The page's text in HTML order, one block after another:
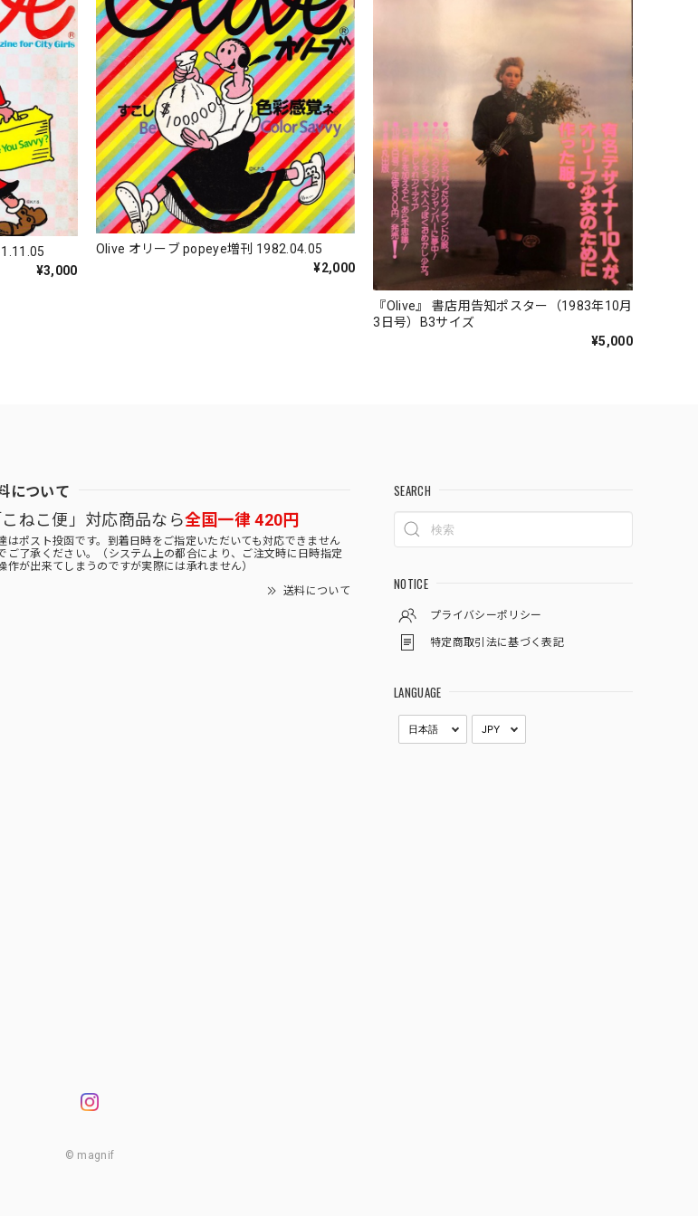
¥3,000
Olive オリーブ popeye増刊 1982.04.05
¥2,000
『Olive』 書店用告知ポスター（1983年10月
3日号）B3サイズ
¥5,000
について
こねこ便」対応商品なら全国一律 420円
はポスト投函です。到着日時をご指定いただいても対応できません
ご了承ください。（システム上の都合により、ご注文時に日時指定
作が出来てしまうのですが実際には承れません）
送料について
SEARCH
NOTICE
プライバシーポリシー
特定商取引法に基づく表記
LANGUAGE
© magnif